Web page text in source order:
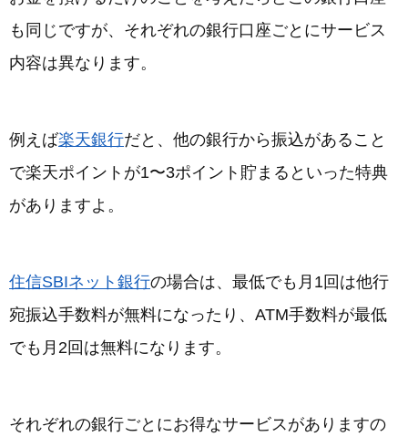
も同じですが、それぞれの銀行口座ごとにサービス
内容は異なります。
例えば楽天銀行だと、他の銀行から振込があること
で楽天ポイントが1〜3ポイント貯まるといった特典
がありますよ。
住信SBIネット銀行の場合は、最低でも月1回は他行
宛振込手数料が無料になったり、ATM手数料が最低
でも月2回は無料になります。
それぞれの銀行ごとにお得なサービスがありますの